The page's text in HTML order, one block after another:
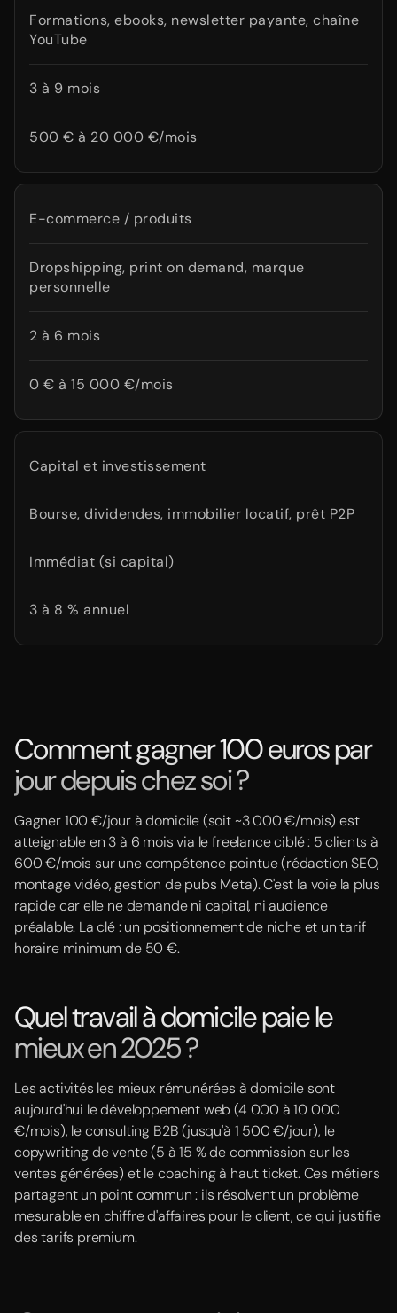
Formations, ebooks, newsletter payante, chaîne
YouTube
3 à 9 mois
500 € à 20 000 €/mois
E-commerce / produits
Dropshipping, print on demand, marque
personnelle
2 à 6 mois
0 € à 15 000 €/mois
Capital et investissement
Bourse, dividendes, immobilier locatif, prêt P2P
Immédiat (si capital)
3 à 8 % annuel
Comment gagner 100 euros par
jour depuis chez soi ?
Gagner 100 €/jour à domicile (soit ~3 000 €/mois) est
atteignable en 3 à 6 mois via le freelance ciblé : 5 clients à
600 €/mois sur une compétence pointue (rédaction SEO,
montage vidéo, gestion de pubs Meta). C'est la voie la plus
rapide car elle ne demande ni capital, ni audience
préalable. La clé : un positionnement de niche et un tarif
horaire minimum de 50 €.
Quel travail à domicile paie le
mieux en 2025 ?
Les activités les mieux rémunérées à domicile sont
aujourd'hui le développement web (4 000 à 10 000
€/mois), le consulting B2B (jusqu'à 1 500 €/jour), le
copywriting de vente (5 à 15 % de commission sur les
ventes générées) et le coaching à haut ticket. Ces métiers
partagent un point commun : ils résolvent un problème
mesurable en chiffre d'affaires pour le client, ce qui justifie
des tarifs premium.